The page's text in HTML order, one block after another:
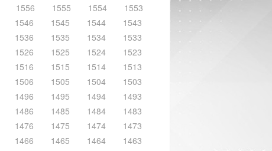
1556 1555 1554
1553
1546 1545 1544
1543
1536 1535 1534
1533
1526 1525 1524
1523
1516 1515 1514
1513
1506 1505 1504
1503
1496 1495 1494
1493
1486 1485 1484
1483
1476 1475 1474
1473
1466 1465 1464
1463